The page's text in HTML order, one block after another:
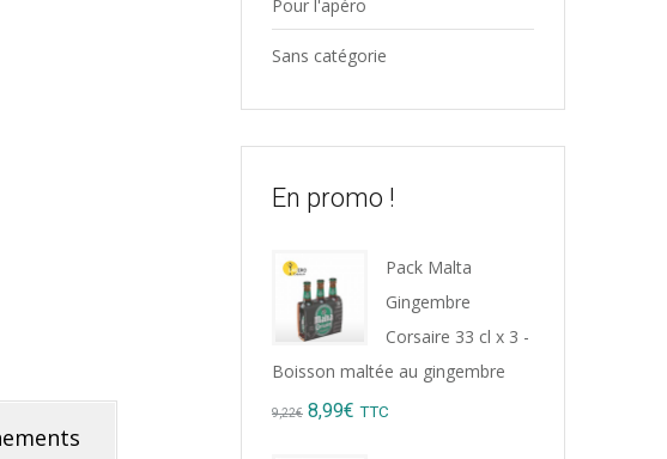
Pour l'apéro
Sans catégorie
En promo !
Pack Malta
Gingembre
Corsaire 33 cl x 3 -
Boisson maltée au gingembre
9,22€ Original
8,99€ Current
TTC